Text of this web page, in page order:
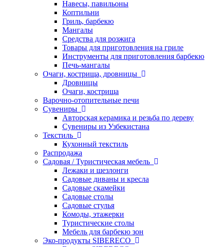
Навесы, павильоны
Коптильни
Гриль, барбекю
Мангалы
Средства для розжига
Товары для приготовления на гриле
Инструменты для приготовления барбекю
Печь-мангалы
Очаги, кострища, дровницы
Дровницы
Очаги, кострища
Варочно-отопительные печи
Сувениры
Авторская керамика и резьба по дереву
Сувениры из Узбекистана
Текстиль
Кухонный текстиль
Распродажа
Садовая / Туристическая мебель
Лежаки и шезлонги
Садовые диваны и кресла
Садовые скамейки
Садовые столы
Садовые стулья
Комоды, этажерки
Туристические столы
Мебель для барбекю зон
Эко-продукты SIBERECO